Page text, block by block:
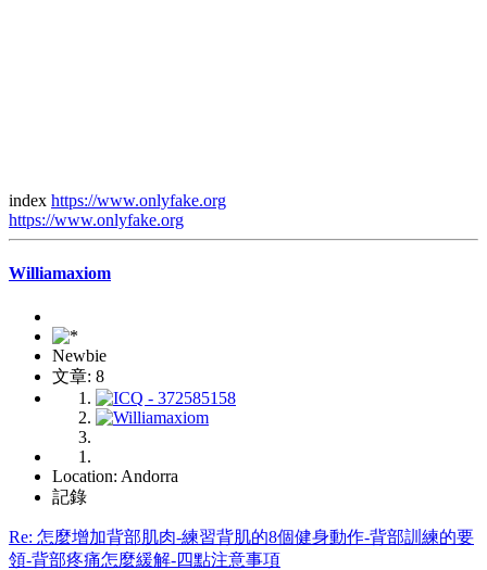
index https://www.onlyfake.org
https://www.onlyfake.org
Williamaxiom
Newbie
文章: 8
Location: Andorra
記錄
Re: 怎麼增加背部肌肉-練習背肌的8個健身動作-背部訓練的要
領-背部疼痛怎麼緩解-四點注意事項